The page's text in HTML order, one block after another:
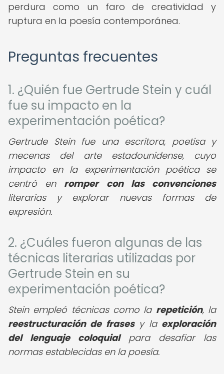
perdura como un faro de creatividad y
ruptura en la poesía contemporánea.
Preguntas frecuentes
1. ¿Quién fue Gertrude Stein y cuál
fue su impacto en la
experimentación poética?
Gertrude Stein fue una escritora, poetisa y
mecenas del arte estadounidense, cuyo
impacto en la experimentación poética se
centró en romper con las convenciones
literarias y explorar nuevas formas de
expresión.
2. ¿Cuáles fueron algunas de las
técnicas literarias utilizadas por
Gertrude Stein en su
experimentación poética?
Stein empleó técnicas como la repetición, la
reestructuración de frasesy la exploración
del lenguaje coloquialpara desafiar las
normas establecidas en la poesía.